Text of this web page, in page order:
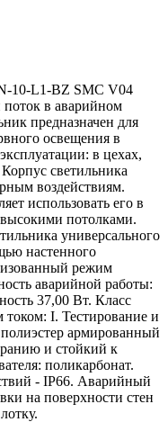
10-L1-BZ SMC V04
в аварийном
предназначен для
освещения в
в цехах,
светильника
воздействиям.
использовать его в
потолками.
универсального
настенного
режим
аварийной работы:
37,00 Вт. Класс
I. Тестирование и
армированный
и стойкий к
поликарбонат.
- IP66. Аварийный
на поверхности стен